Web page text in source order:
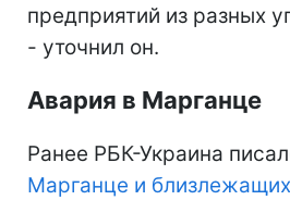
предприятий из разных
- уточнил он.
Авария в Марганце
Ранее РБК-Украина
Марганце и